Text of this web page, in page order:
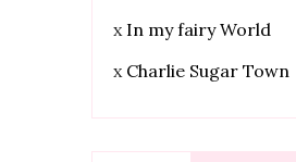
x In my fairy World
x Charlie Sugar Town